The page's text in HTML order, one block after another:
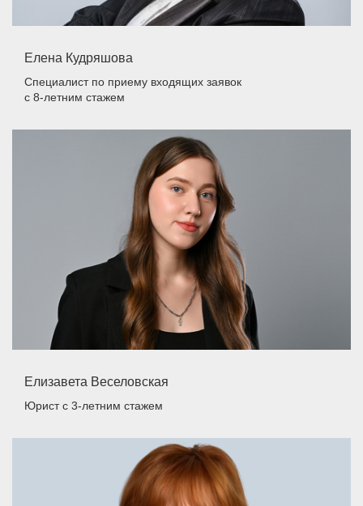
Елена Кудряшова
Специалист по приему входящих заявок
с 8-летним стажем
Елизавета Веселовская
Юристс 3-летним стажем